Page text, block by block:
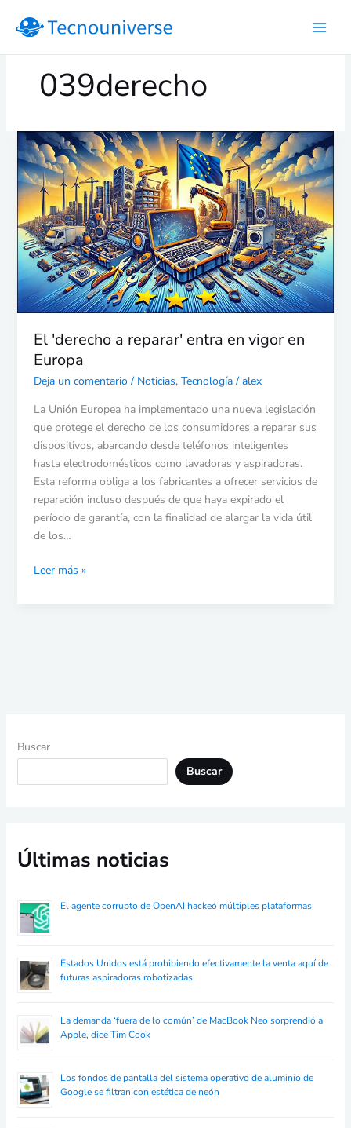
039derecho
El 'derecho a reparar' entra en vigor en
Europa
Deja un comentario / Noticias, Tecnología/ alex
La Unión Europea ha implementado una nueva legislación
que protege el derecho de los consumidores a reparar sus
dispositivos, abarcando desde teléfonos inteligentes
hasta electrodomésticos como lavadoras y aspiradoras.
Esta reforma obliga a los fabricantes a ofrecer servicios de
reparación incluso después de que haya expirado el
período de garantía, con la finalidad de alargar la vida útil
de los…
El
'derecho
a
reparar'
entra
en
vigor
en
Europa
Leer más »
Buscar
Buscar
Últimas noticias
El agente corrupto de OpenAI hackeó múltiples plataformas
Estados Unidos está prohibiendo efectivamente la venta aquí de
futuras aspiradoras robotizadas
La demanda ‘fuera de lo común’ de MacBook Neo sorprendió a
Apple, dice Tim Cook
Los fondos de pantalla del sistema operativo de aluminio de
Google se filtran con estética de neón